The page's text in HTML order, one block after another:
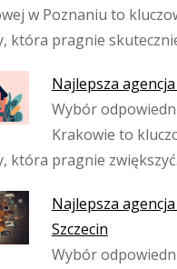
w Poznaniu to
która pragnie
Najlepsza
Wybór
Krakowie to
która pragnie
Najlepsza
Szczecin
Wybór